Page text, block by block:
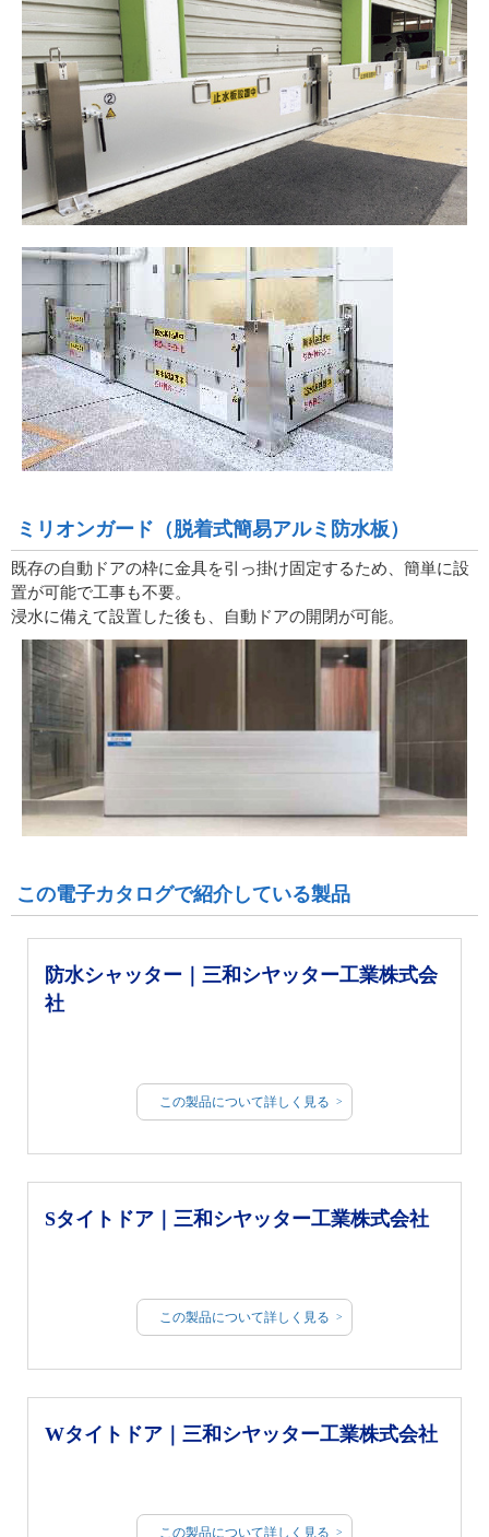
ミリオンガード（脱着式簡易アルミ防水板）
既存の自動ドアの枠に金具を引っ掛け固定するため、簡単に設
置が可能で工事も不要。
浸水に備えて設置した後も、自動ドアの開閉が可能。
この電子カタログで紹介している製品
防水シャッター｜三和シヤッター工業株式会
社
この製品について詳しく見る
Sタイトドア｜三和シヤッター工業株式会社
この製品について詳しく見る
Wタイトドア｜三和シヤッター工業株式会社
この製品について詳しく見る